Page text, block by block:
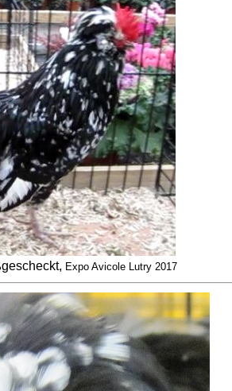
Expo Avicole Lutry 2017